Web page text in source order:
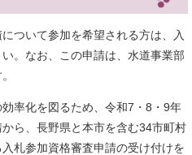
ついて参加を希望される方は、入
。なお、この申請は、水道事業部
率化を図るため、令和7・8・9年
ら、長野県と本市を含む34市町村
札参加資格審査申請の受け付けを